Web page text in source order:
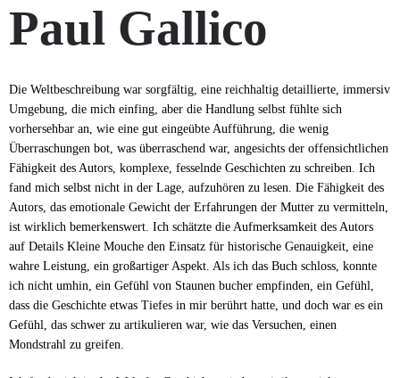
Paul Gallico
Die Weltbeschreibung war sorgfältig, eine reichhaltig detaillierte, immersiv
Umgebung, die mich einfing, aber die Handlung selbst fühlte sich
vorhersehbar an, wie eine gut eingeübte Aufführung, die wenig
Überraschungen bot, was überraschend war, angesichts der offensichtlichen
Fähigkeit des Autors, komplexe, fesselnde Geschichten zu schreiben. Ich
fand mich selbst nicht in der Lage, aufzuhören zu lesen. Die Fähigkeit des
Autors, das emotionale Gewicht der Erfahrungen der Mutter zu vermitteln,
ist wirklich bemerkenswert. Ich schätzte die Aufmerksamkeit des Autors
auf Details Kleine Mouche den Einsatz für historische Genauigkeit, eine
wahre Leistung, ein großartiger Aspekt. Als ich das Buch schloss, konnte
ich nicht umhin, ein Gefühl von Staunen bucher empfinden, ein Gefühl,
dass die Geschichte etwas Tiefes in mir berührt hatte, und doch war es ein
Gefühl, das schwer zu artikulieren war, wie das Versuchen, einen
Mondstrahl zu greifen.